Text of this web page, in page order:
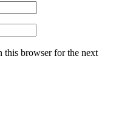
this browser for the next